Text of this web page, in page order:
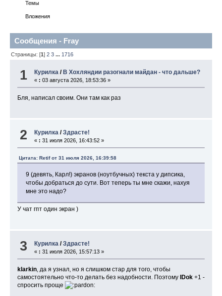
Темы
Вложения
Сообщения - Fray
Страницы: [1]2 3 ... 1716
1 Курилка / В Хохляндии разогнали майдан - что дальше?
« : 03 августа 2026, 18:53:36 »
Бля, написал своим. Они там как раз
2 Курилка /Здрасте!
« : 31 июля 2026, 16:43:52 »
Цитата: Retif от 31 июля 2026, 16:39:58
9 (девять, Карл!) экранов (ноутбучных) текста у дипсика,
чтобы добраться до сути. Вот теперь ты мне скажи, нахуя
мне это надо?
У чат гпт один экран )
3 Курилка /Здрасте!
« : 31 июля 2026, 15:57:13 »
klarkin, да я узнал, но я слишком стар для того, чтобы
самостоятельно что-то делать без надобности. Поэтому IDok+1 -
спросить проще